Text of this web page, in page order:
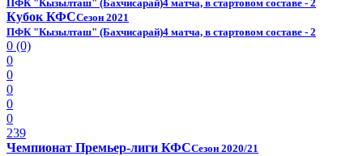
ПФК "Кызылташ" (Бахчисарай)4 матча, в стартовом составе - 2
Кубок КФССезон 2021
ПФК "Кызылташ" (Бахчисарай)4 матча, в стартовом составе - 2
0 (0)
0
0
0
0
0
239
Чемпионат Премьер-лиги КФССезон 2020/21